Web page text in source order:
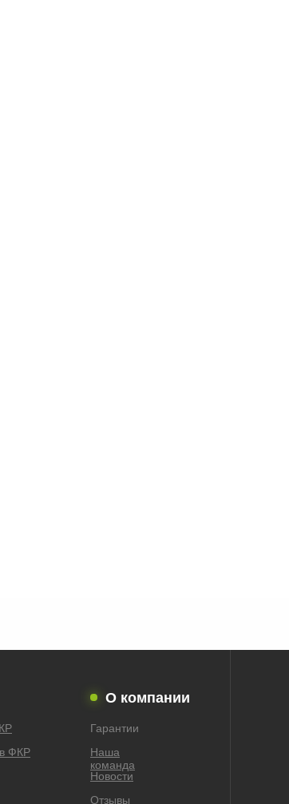
О компании
ФКР
Гарантии
Наша
команда
Новости
Отзывы